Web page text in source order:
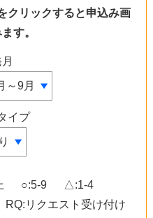
クリックすると申込み画
す。
イプ
○:5-9
△:1-4
RQ:リクエスト受け付け